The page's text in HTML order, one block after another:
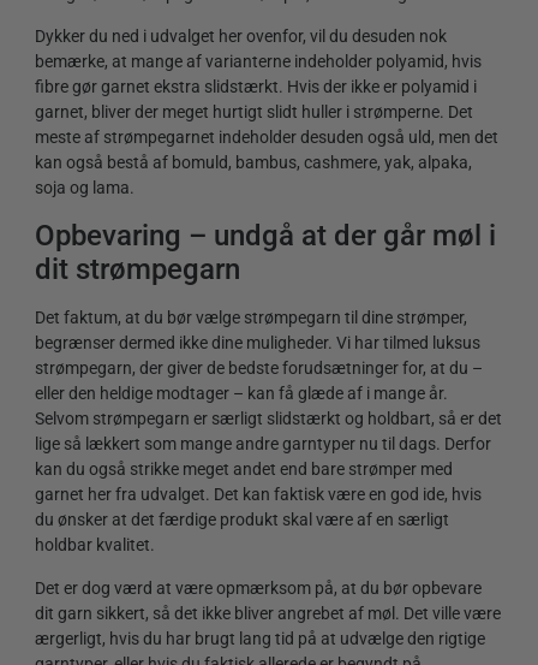
Dykker du ned i udvalget her ovenfor, vil du desuden nok
bemærke, at mange af varianterne indeholder polyamid, hvis
fibre gør garnet ekstra slidstærkt. Hvis der ikke er polyamid i
garnet, bliver der meget hurtigt slidt huller i strømperne. Det
meste af strømpegarnet indeholder desuden også uld, men det
kan også bestå af bomuld, bambus, cashmere, yak, alpaka,
soja og lama.
Opbevaring – undgå at der går møl i
dit strømpegarn
Det faktum, at du bør vælge strømpegarn til dine strømper,
begrænser dermed ikke dine muligheder. Vi har tilmed luksus
strømpegarn, der giver de bedste forudsætninger for, at du –
eller den heldige modtager – kan få glæde af i mange år.
Selvom strømpegarn er særligt slidstærkt og holdbart, så er det
lige så lækkert som mange andre garntyper nu til dags. Derfor
kan du også strikke meget andet end bare strømper med
garnet her fra udvalget. Det kan faktisk være en god ide, hvis
du ønsker at det færdige produkt skal være af en særligt
holdbar kvalitet.
Det er dog værd at være opmærksom på, at du bør opbevare
dit garn sikkert, så det ikke bliver angrebet af møl. Det ville være
ærgerligt, hvis du har brugt lang tid på at udvælge den rigtige